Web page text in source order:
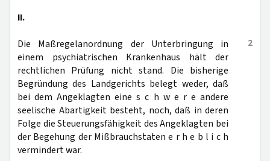
II.
2
Die Maßregelanordnung der Unterbringung in
einem psychiatrischen Krankenhaus hält der
rechtlichen Prüfung nicht stand. Die bisherige
Begründung des Landgerichts belegt weder, daß
bei dem Angeklagten eine s c h w e r e andere
seelische Abartigkeit besteht, noch, daß in deren
Folge die Steuerungsfähigkeit des Angeklagten bei
der Begehung der Mißbrauchstaten e r h e b l i c h
vermindert war.